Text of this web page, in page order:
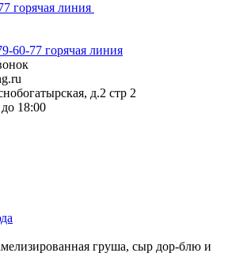
горячая линия
60-77 горячая линия
д.2 стр 2
18:00
груша, сыр дор-блю и